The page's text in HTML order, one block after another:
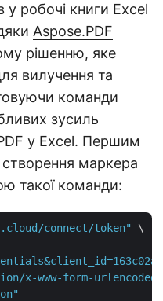
у робочі книги Excel
Aspose.PDF
рішенню, яке
вилучення та
команди
зусиль
у Excel. Першим
маркера
такої команди:
connect/token"
\
x-www-form-urlencoded"